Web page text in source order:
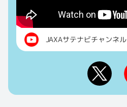
JAXAサテナビチャンネル